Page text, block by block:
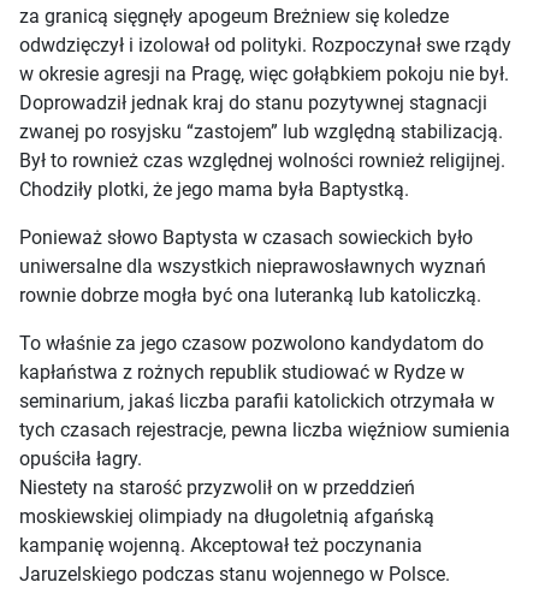
za granicą sięgnęły apogeum Breżniew się koledze
odwdzięczył i izolował od polityki. Rozpoczynał swe rządy
w okresie agresji na Pragę, więc gołąbkiem pokoju nie był.
Doprowadził jednak kraj do stanu pozytywnej stagnacji
zwanej po rosyjsku “zastojem” lub względną stabilizacją.
Był to rownież czas względnej wolności rownież religijnej.
Chodziły plotki, że jego mama była Baptystką.
Ponieważ słowo Baptysta w czasach sowieckich było
uniwersalne dla wszystkich nieprawosławnych wyznań
rownie dobrze mogła być ona luteranką lub katoliczką.
To właśnie za jego czasow pozwolono kandydatom do
kapłaństwa z rożnych republik studiować w Rydze w
seminarium, jakaś liczba parafii katolickich otrzymała w
tych czasach rejestracje, pewna liczba więźniow sumienia
opuściła łagry.
Niestety na starość przyzwolił on w przeddzień
moskiewskiej olimpiady na długoletnią afgańską
kampanię wojenną. Akceptował też poczynania
Jaruzelskiego podczas stanu wojennego w Polsce.